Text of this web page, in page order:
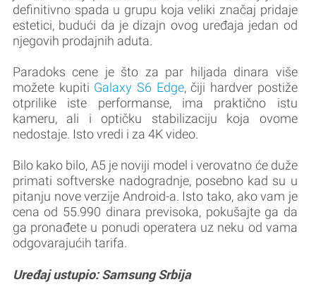
definitivno spada u grupu koja veliki značaj pridaje
estetici, budući da je dizajn ovog uređaja jedan od
njegovih prodajnih aduta.
Paradoks cene je što za par hiljada dinara više
možete kupiti Galaxy S6 Edge, čiji hardver postiže
otprilike iste performanse, ima praktično istu
kameru, ali i optičku stabilizaciju koja ovome
nedostaje. Isto vredi i za 4K video.
Bilo kako bilo, A5 je noviji model i verovatno će duže
primati softverske nadogradnje, posebno kad su u
pitanju nove verzije Android-a. Isto tako, ako vam je
cena od 55.990 dinara previsoka, pokušajte ga da
ga pronađete u ponudi operatera uz neku od vama
odgovarajućih tarifa.
Uređaj ustupio: Samsung Srbija